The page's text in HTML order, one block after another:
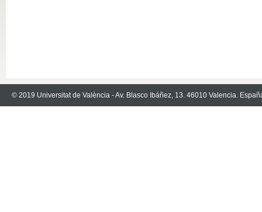
© 2019 Universitat de València - Av. Blasco Ibáñez, 13. 46010 Valencia.